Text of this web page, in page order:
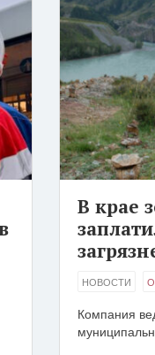
В крае
НОВОСТИ
Компания